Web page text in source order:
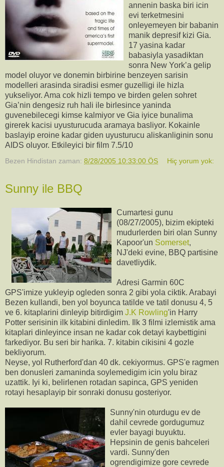
annenin baska biri icin
evi terketmesini
onleyemeyen bir babanin
manik depresif kizi Gia.
17 yasina kadar
babasiyla yasadiktan
sonra New York’a gelip
model oluyor ve donemin birbirine benzeyen sarisin
modelleri arasinda siradisi esmer guzelligi ile hizla
yukseliyor. Ama cok hizli tempo ve birden gelen sohret
Gia’nin dengesiz ruh hali ile birlesince yaninda
guvenebilecegi kimse kalmiyor ve Gia iyice bunalima
girerek kacisi uyusturucuda aramaya basliyor. Kokainle
baslayip eroine kadar giden uyusturucu aliskanliginin sonu
AIDS oluyor. Etkileyici bir film 7.5/10
Bezen Hindistan zaman: 8/28/2005 10:33:00 ÖS Hiç yorum yok:
Sunny ile BBQ
Cumartesi gunu
(08/27/2005), bizim ekipteki
mudurlerden biri olan Sunny
Kapoor'un Somerset,
NJ'deki evine, BBQ partisine
davetliydik.
Adresi Garmin 60C
GPS'imize yukleyip ogleden sonra 2 gibi yola ciktik. Arabayi
Bezen kullandi, ben yol boyunca tatilde ve tatil donusu 4, 5
ve 6. kitaplarini dinleyip bitirdigim J.K Rowling'in Harry
Potter serisinin ilk kitabini dinledim. Ilk 3 filmi izlemistik ama
kitaplari dinleyince insan ne kadar cok detayi kaybettigini
farkediyor. Bu seri bir harika. 7. kitabin cikisini 4 gozle
bekliyorum.
Neyse, yol Rutherford'dan 40 dk. cekiyormus. GPS'e ragmen
ben donusleri zamaninda soylemedigim icin yolu biraz
uzattik. Iyi ki, belirlenen rotadan sapinca, GPS yeniden
rotayi hesaplayip bir sonraki donusu gosteriyor.
Sunny'nin oturdugu ev de
dahil cevrede gordugumuz
evler bayagi buyuktu.
Hepsinin de genis bahceleri
vardi. Sunny'den
ogrendigimize gore cevrede